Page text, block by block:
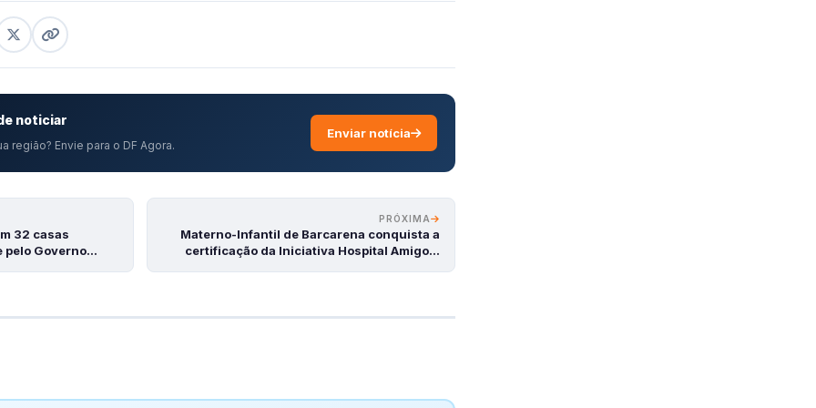
noticiar
região? Envie para o DF Agora.
Enviar notícia
32 casas
pelo Governo…
PRÓXIMA
Materno-Infantil de Barcarena conquista a
certificação da Iniciativa Hospital Amigo…